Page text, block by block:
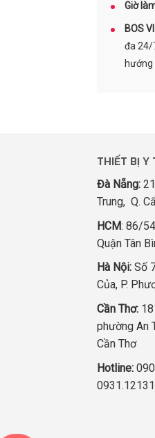
Giờ
BOS
đa 24/
hướng
THIẾT BỊ Y
Đà Nẵng:
Trung, Q.
HCM: 86/
Quận Tân
Hà Nội: Số
Của, P.
Cần Thơ:
phường An
Cần Thơ
Hotline: